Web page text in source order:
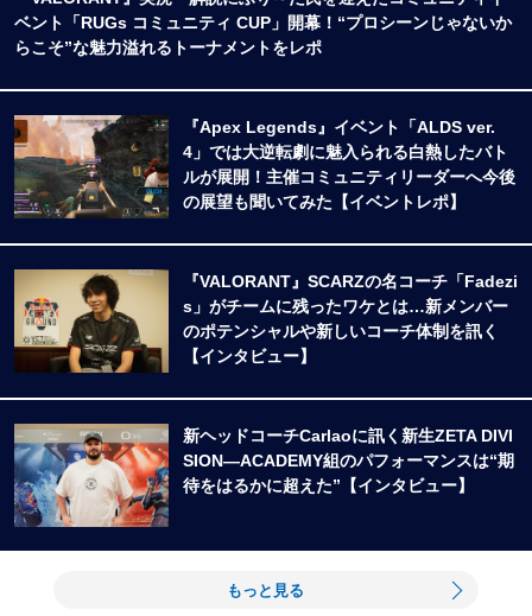
ベント「RUGs コミュニティ CUP」開幕！“プロシーンじゃないか
らこそ”な魅力溢れるトーナメントをレポ
『Apex Legends』イベント「ALDS ver.
4」では大逆転劇に魅入られる白熱したバト
ルが展開！主催コミュニティリーダーへ今後
の展望も聞いてみた【イベントレポ】
『VALORANT』SCARZの名コーチ「Fadezi
s」がチームに残ったワケとは…新メンバー
のポテンシャルや新しいコーチ体制を訊く
【インタビュー】
新ヘッドコーチCarlaoに訊く新生ZETA DIVI
SION―ACADEMY組のパフォーマンスは“期
待をはるかに超えた”【インタビュー】
もっと見る